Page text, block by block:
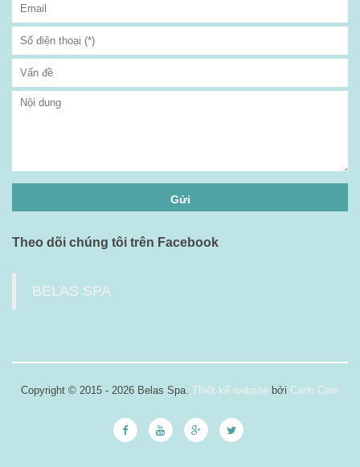
Theo dõi chúng tôi trên Facebook
BELAS SPA
Copyright © 2015 - 2026 Belas Spa. Thiết kế website bởi Cánh Cam